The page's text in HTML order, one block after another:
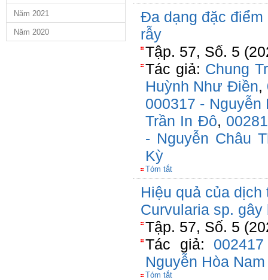
Năm 2021
Năm 2020
Đa dạng đặc điểm
rẫy
Tập. 57, Số. 5
Tác giả: Chung
Huỳnh Như Điền,
000317 - Nguyễn
Trần In Đô,
- Nguyễn Châu
Kỳ
Tóm tắt
Hiệu quả của
Curvularia sp.
Tập. 57, Số. 5
Tác giả:
Nguyễn Hòa Nam
Tóm tắt